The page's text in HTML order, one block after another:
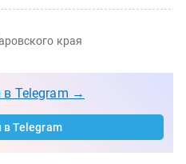
края
в Telegram →
в Telegram